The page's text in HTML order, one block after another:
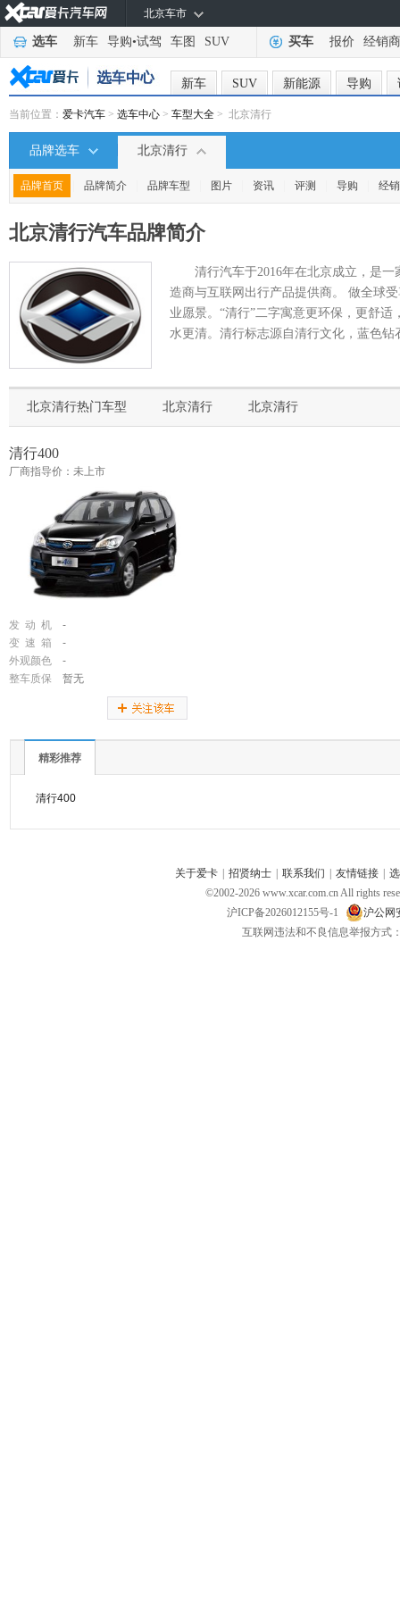
北京车市
选车 新车 导购•试驾 车图 SUV 买车 报价 经销商
新车 SUV 新能源 导购
当前位置： 爱卡汽车 > 选车中心 > 车型大全 > 北京清行
品牌选车 北京清行
品牌首页 品牌简介 品牌车型 图片 资讯 评测 导购 经
北京清行汽车品牌简介
清行汽车于2016年在北京成立，是
造商与互联网出行产品提供商。 做全球
业愿景。“清行”二字寓意更环保，更舒
水更清。清行标志源自清行文化，蓝色钻
北京清行热门车型 北京清行 北京清行
清行400
厂商指导价：未上市
发 动 机
-
变 速 箱
-
外观颜色
-
整车质保
暂无
精彩推荐
清行400
关于爱卡 招贤纳士 联系我们 友情链接
©2002-2026 www.xcar.com.cn All rights
沪ICP备2026012155号-1
沪公网
互联网违法和不良信息举报方式